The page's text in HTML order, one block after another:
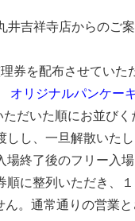
吉祥寺店からのご案
券を配布させていた
リジナルパンケー
いた順にお並びく
し、一旦解散いたし
終了後のフリー入場
に整列いただき、
。通常通りの営業と